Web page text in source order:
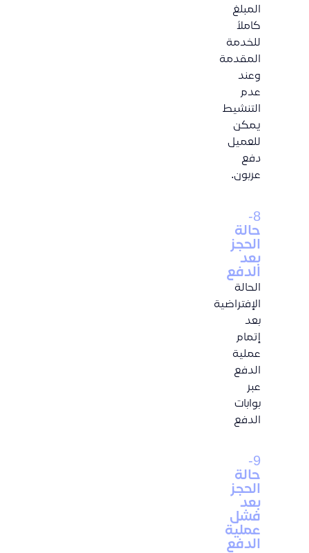
المبلغ
كاملاً
للخدمة
المقدمة
وعند
عدم
التنشيط
يمكن
للعميل
دفع
عربون.
8-
حالة
الحجز
بعد
الدفع
الحالة
الإفتراضية
بعد
إتمام
عملية
الدفع
عبر
بوابات
الدفع
9-
حالة
الحجز
بعد
فشل
عملية
الدفع